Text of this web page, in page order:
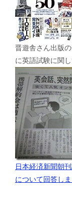
晋遊舎さん出版
に英語試験に関し
日本経済新聞朝
について回答し